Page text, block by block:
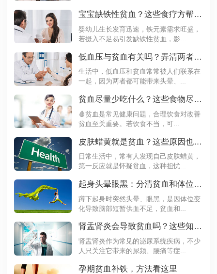
宝宝缺铁性贫血？这些食疗方帮你科学补铁
婴幼儿生长发育迅速，铁元素需求旺盛，
若摄入不足易引发缺铁性贫血，影...
低血压与贫血有关吗？弄清两者关系很重要
生活中，低血压和贫血常常被人们联系在
一起，因为两者都可能带来头晕、...
贫血尽量少吃什么？这些食物尽量避开
🩸贫血是常见健康问题，合理饮食对改善
贫血至关重要。若饮食不当，可...
皮肤蜡黄就是贫血？这些原因也该警惕
日常生活中，常有人发现自己皮肤蜡黄，
第一反应就是怀疑贫血，这种担忧...
起身头晕眼黑：分清贫血和体位性低血压
蹲下起身时突然头晕、眼黑，是因体位变
化导致脑部短暂供血不足，贫血和...
肾盂肾炎会导致贫血吗？这些知识你需要知道
肾盂肾炎作为常见的泌尿系统疾病，不少
人只关注它带来的尿频、腰痛等症...
孕期贫血补铁，方法看这里​